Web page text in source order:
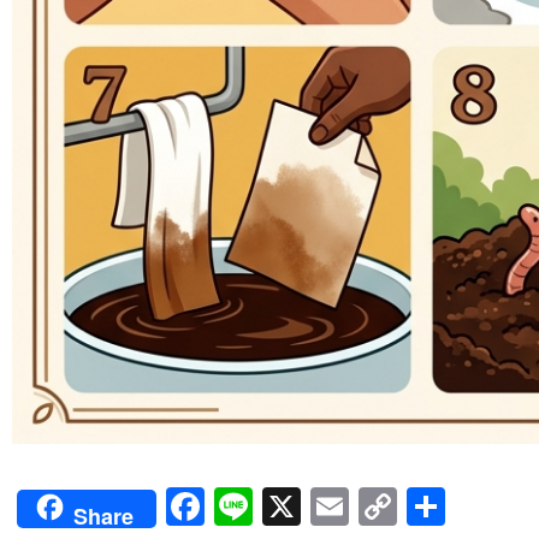
Share Facebook
Line
X Email
Copy